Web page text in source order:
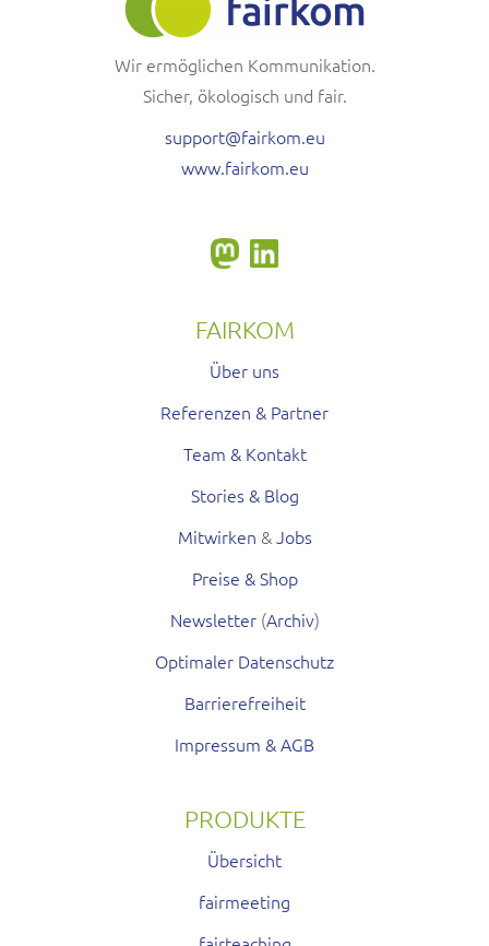
Wir ermöglichen Kommunikation.
Sicher, ökologisch und fair.
support@fairkom.eu
www.fairkom.eu
FAIRKOM
Über uns
Referenzen & Partner
Team & Kontakt
Stories & Blog
Mitwirken &Jobs
Preise & Shop
Newsletter(Archiv)
Optimaler Datenschutz
Barrierefreiheit
Impressum & AGB
PRODUKTE
Übersicht
fairmeeting